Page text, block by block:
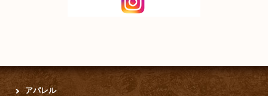
仕事で使っているので大きいサイズで作ってもらいました。
（30代男性）
アパレル